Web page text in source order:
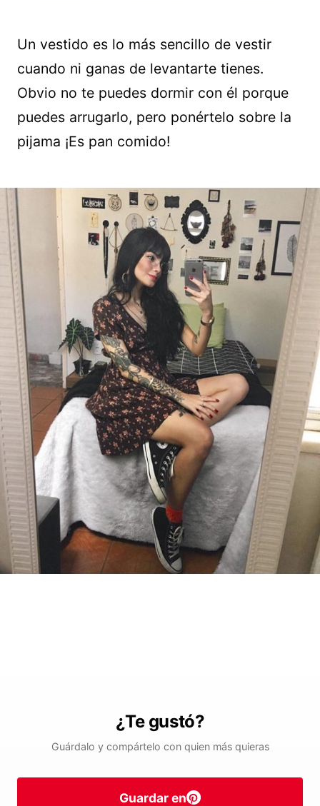
Un vestido es lo más sencillo de vestir
cuando ni ganas de levantarte tienes.
Obvio no te puedes dormir con él porque
puedes arrugarlo, pero ponértelo sobre la
pijama ¡Es pan comido!
¿Te gustó?
Guárdalo y compártelo con quien más quieras
Guardar en